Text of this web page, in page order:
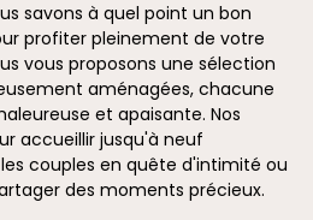
savons à quel point un bon
profiter pleinement de votre
vous proposons une sélection
aménagées, chacune
et apaisante. Nos
accueillir jusqu'à neuf
couples en quête d'intimité ou
des moments précieux.